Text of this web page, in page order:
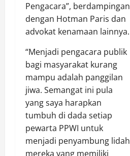
Pengacara”, berdampingan
dengan Hotman Paris dan
advokat kenamaan lainnya.
“Menjadi pengacara publik
bagi masyarakat kurang
mampu adalah panggilan
jiwa. Semangat ini pula
yang saya harapkan
tumbuh di dada setiap
pewarta PPWI untuk
menjadi penyambung lidah
mereka yang memiliki